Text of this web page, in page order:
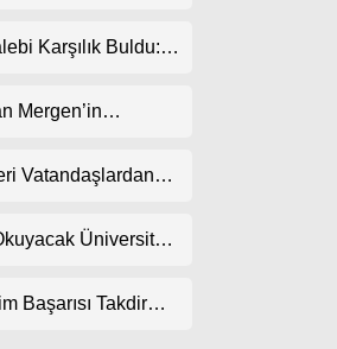
Spor
Magazin
Süresi Kısaldı
Karşılık Buldu:
Mergen’in
Vatandaşlardan
Üniversite
Başarısı Takdir